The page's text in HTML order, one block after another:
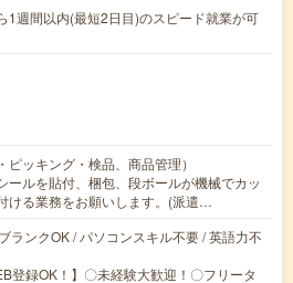
1週間以内(最短2日目)のスピード就業が可
ピッキング・検品、商品管理）
ールを貼付、梱包、段ボールが機械でカッ
ける業務をお願いします。(派遣…
ランクOK / パソコンスキル不要 / 英語力不
登録OK！】〇未経験大歓迎！〇フリータ